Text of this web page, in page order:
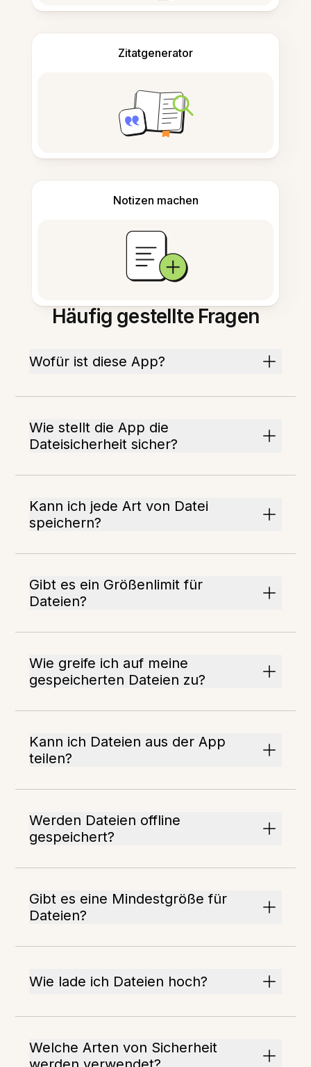
Zitatgenerator
Notizen machen
Häufig gestellte Fragen
Wofür ist diese App?
Wie stellt die App die
Dateisicherheit sicher?
Kann ich jede Art von Datei
speichern?
Gibt es ein Größenlimit für
Dateien?
Wie greife ich auf meine
gespeicherten Dateien zu?
Kann ich Dateien aus der App
teilen?
Werden Dateien offline
gespeichert?
Gibt es eine Mindestgröße für
Dateien?
Wie lade ich Dateien hoch?
Welche Arten von Sicherheit